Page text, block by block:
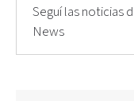
Seguí las noticias
News